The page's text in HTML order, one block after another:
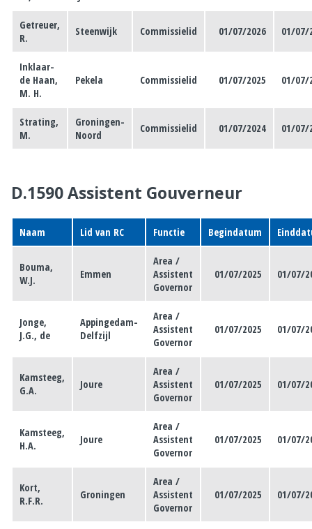
Getreuer,
R.
Steenwijk Commissielid 01/07/2026 01/07/
Inklaar-
de Haan,
M. H.
Pekela Commissielid 01/07/2025 01/07/
Strating,
M.
Groningen-
Noord
Commissielid 01/07/2024 01/07/
D.1590 Assistent Gouverneur
Naam Lid van RC Functie Begindatum
Bouma,
W.J.
Emmen
Area /
Assistent
Governor
01/07/2025 01/07/
Jonge,
J.G., de
Appingedam-
Delfzijl
Area /
Assistent
Governor
01/07/2025 01/07/
Kamsteeg,
G.A.
Joure
Area /
Assistent
Governor
01/07/2025 01/07/
Kamsteeg,
H.A.
Joure
Area /
Assistent
Governor
01/07/2025 01/07/
Kort,
R.F.R.
Groningen
Area /
Assistent
Governor
01/07/2025 01/07/